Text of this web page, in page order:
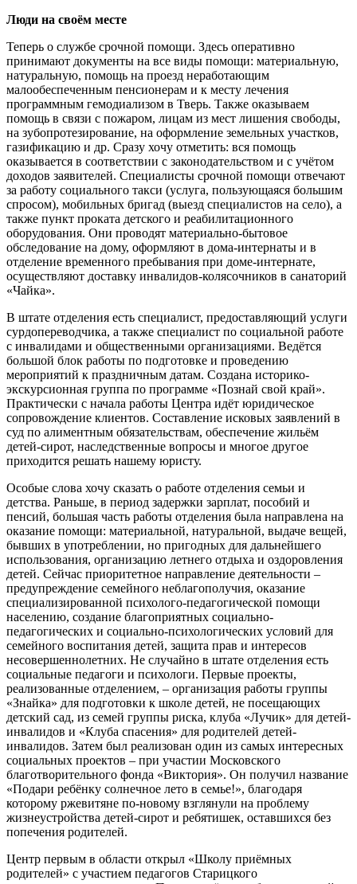
Люди на своём месте
Теперь о службе срочной помощи. Здесь оперативно
принимают документы на все виды помощи: материальную,
натуральную, помощь на проезд неработающим
малообеспеченным пенсионерам и к месту лечения
программным гемодиализом в Тверь. Также оказываем
помощь в связи с пожаром, лицам из мест лишения свободы,
на зубопротезирование, на оформление земельных участков,
газификацию и др. Сразу хочу отметить: вся помощь
оказывается в соответствии с законодательством и с учётом
доходов заявителей. Специалисты срочной помощи отвечают
за работу социального такси (услуга, пользующаяся большим
спросом), мобильных бригад (выезд специалистов на село), а
также пункт проката детского и реабилитационного
оборудования. Они проводят материально-бытовое
обследование на дому, оформляют в дома-интернаты и в
отделение временного пребывания при доме-интернате,
осуществляют доставку инвалидов-колясочников в санаторий
«Чайка».
В штате отделения есть специалист, предоставляющий услуги
сурдопереводчика, а также специалист по социальной работе
с инвалидами и общественными организациями. Ведётся
большой блок работы по подготовке и проведению
мероприятий к праздничным датам. Создана историко-
экскурсионная группа по программе «Познай свой край».
Практически с начала работы Центра идёт юридическое
сопровождение клиентов. Составление исковых заявлений в
суд по алиментным обязательствам, обеспечение жильём
детей-сирот, наследственные вопросы и многое другое
приходится решать нашему юристу.
Особые слова хочу сказать о работе отделения семьи и
детства. Раньше, в период задержки зарплат, пособий и
пенсий, большая часть работы отделения была направлена на
оказание помощи: материальной, натуральной, выдаче вещей,
бывших в употреблении, но пригодных для дальнейшего
использования, организацию летнего отдыха и оздоровления
детей. Сейчас приоритетное направление деятельности –
предупреждение семейного неблагополучия, оказание
специализированной психолого-педагогической помощи
населению, создание благоприятных социально-
педагогических и социально-психологических условий для
семейного воспитания детей, защита прав и интересов
несовершеннолетних. Не случайно в штате отделения есть
социальные педагоги и психологи. Первые проекты,
реализованные отделением, – организация работы группы
«Знайка» для подготовки к школе детей, не посещающих
детский сад, из семей группы риска, клуба «Лучик» для детей-
инвалидов и «Клуба спасения» для родителей детей-
инвалидов. Затем был реализован один из самых интересных
социальных проектов – при участии Московского
благотворительного фонда «Виктория». Он получил название
«Подари ребёнку солнечное лето в семье!», благодаря
которому ржевитяне по-новому взглянули на проблему
жизнеустройства детей-сирот и ребятишек, оставшихся без
попечения родителей.
Центр первым в области открыл «Школу приёмных
родителей» с участием педагогов Старицкого